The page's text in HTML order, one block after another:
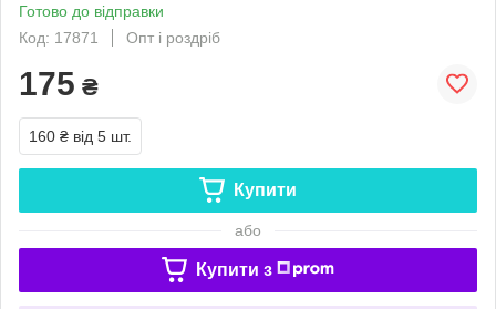
Готово до відправки
Код: 17871
Опт і роздріб
175 ₴
160 ₴ від 5 шт.
Купити
або
Купити з